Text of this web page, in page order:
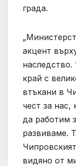
града.
акцент
край с
втъкани в
чест за
да работим
развиваме.
видяно от